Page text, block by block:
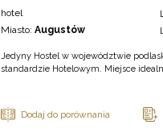
hotel
Miasto:Augustów
Jedyny Hostel w województwie
standardzie Hotelowym. Miejsce